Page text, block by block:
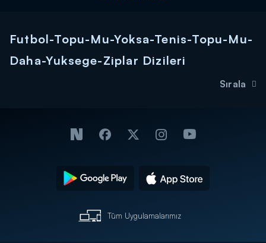
Futbol-Topu-Mu-Yoksa-Tenis-Topu-Mu-
Daha-Yuksege-Ziplar Dizileri
Sırala
Tüm Uygulamalarımız